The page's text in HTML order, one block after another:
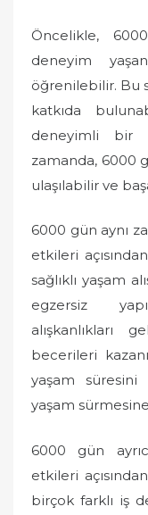
Öncelikle,
deneyim
öğrenilebilir. Bu
katkıda
deneyimli bir
zamanda, 6000
ulaşılabilir ve
6000 gün aynı
etkileri
sağlıklı yaşam
egzersiz
alışkanlıkları
becerileri
yaşam
yaşam
6000 gün
etkileri
birçok farklı iş